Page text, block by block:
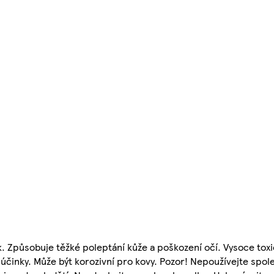
těžké poleptání kůže a poškození očí. Vysoce
Může být korozivní pro kovy. Pozor! Nepoužívejte